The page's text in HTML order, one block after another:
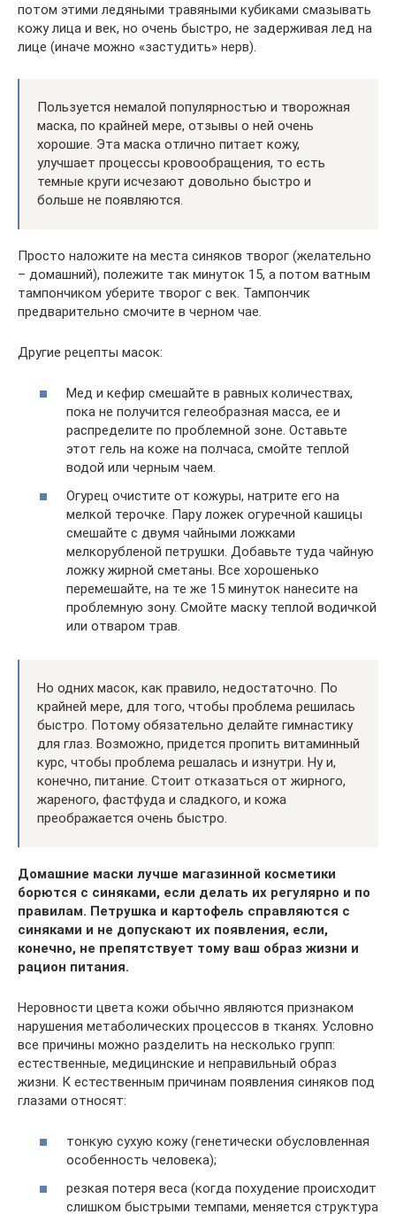
потом этими ледяными травяными кубиками смазывать
кожу лица и век, но очень быстро, не задерживая лед на
лице (иначе можно «застудить» нерв).
Пользуется немалой популярностью и творожная
маска, по крайней мере, отзывы о ней очень
хорошие. Эта маска отлично питает кожу,
улучшает процессы кровообращения, то есть
темные круги исчезают довольно быстро и
больше не появляются.
Просто наложите на места синяков творог (желательно
– домашний), полежите так минуток 15, а потом ватным
тампончиком уберите творог с век. Тампончик
предварительно смочите в черном чае.
Другие рецепты масок:
Мед и кефир смешайте в равных количествах,
пока не получится гелеобразная масса, ее и
распределите по проблемной зоне. Оставьте
этот гель на коже на полчаса, смойте теплой
водой или черным чаем.
Огурец очистите от кожуры, натрите его на
мелкой терочке. Пару ложек огуречной кашицы
смешайте с двумя чайными ложками
мелкорубленой петрушки. Добавьте туда чайную
ложку жирной сметаны. Все хорошенько
перемешайте, на те же 15 минуток нанесите на
проблемную зону. Смойте маску теплой водичкой
или отваром трав.
Но одних масок, как правило, недостаточно. По
крайней мере, для того, чтобы проблема решилась
быстро. Потому обязательно делайте гимнастику
для глаз. Возможно, придется пропить витаминный
курс, чтобы проблема решалась и изнутри. Ну и,
конечно, питание. Стоит отказаться от жирного,
жареного, фастфуда и сладкого, и кожа
преображается очень быстро.
Домашние маски лучше магазинной косметики
борются с синяками, если делать их регулярно и по
правилам. Петрушка и картофель справляются с
синяками и не допускают их появления, если,
конечно, не препятствует тому ваш образ жизни и
рацион питания.
Неровности цвета кожи обычно являются признаком
нарушения метаболических процессов в тканях. Условно
все причины можно разделить на несколько групп:
естественные, медицинские и неправильный образ
жизни. К естественным причинам появления синяков под
глазами относят:
тонкую сухую кожу (генетически обусловленная
особенность человека);
резкая потеря веса (когда похудение происходит
слишком быстрыми темпами, меняется структура